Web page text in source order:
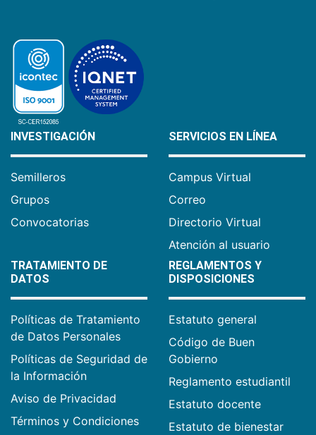
INVESTIGACIÓN
Semilleros
Grupos
Convocatorias
SERVICIOS EN LÍNEA
Campus Virtual
Correo
Directorio Virtual
Atención al usuario
TRATAMIENTO DE
DATOS
Políticas de Tratamiento
de Datos Personales
Políticas de Seguridad de
la Información
Aviso de Privacidad
Términos y Condiciones
REGLAMENTOS Y
DISPOSICIONES
Estatuto general
Código de Buen
Gobierno
Reglamento estudiantil
Estatuto docente
Estatuto de bienestar